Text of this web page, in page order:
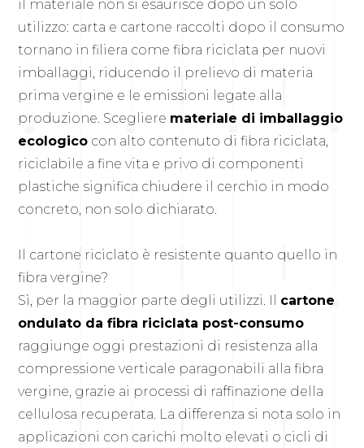
il materiale non si esaurisce dopo un solo
utilizzo: carta e cartone raccolti dopo il consumo
tornano in filiera come fibra riciclata per nuovi
imballaggi, riducendo il prelievo di materia
prima vergine e le emissioni legate alla
produzione. Scegliere materiale di imballaggio
ecologico con alto contenuto di fibra riciclata,
riciclabile a fine vita e privo di componenti
plastiche significa chiudere il cerchio in modo
concreto, non solo dichiarato.
Il cartone riciclato è resistente quanto quello in
fibra vergine?
Sì, per la maggior parte degli utilizzi. Il cartone
ondulato da fibra riciclata post-consumo
raggiunge oggi prestazioni di resistenza alla
compressione verticale paragonabili alla fibra
vergine, grazie ai processi di raffinazione della
cellulosa recuperata. La differenza si nota solo in
applicazioni con carichi molto elevati o cicli di